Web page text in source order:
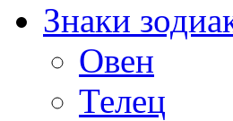
Знаки
Овен
Телец